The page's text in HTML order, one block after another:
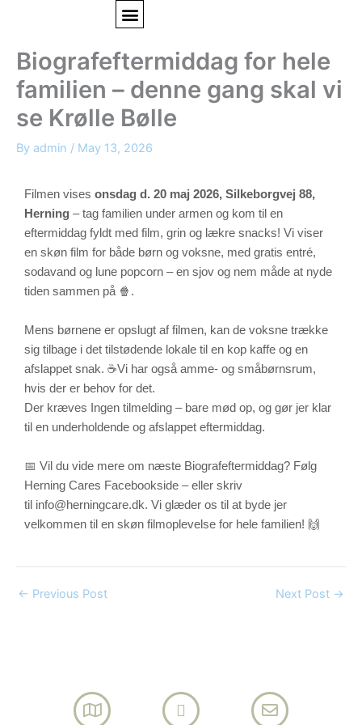
Biografeftermiddag for hele
familien – denne gang skal vi
se Krølle Bølle
By admin / May 13, 2026
Filmen vises onsdag d. 20 maj 2026, Silkeborgvej 88,
Herning – tag familien under armen og kom til en
eftermiddag fyldt med film, grin og lækre snacks! Vi viser
en skøn film for både børn og voksne, med gratis entré,
sodavand og lune popcorn – en sjov og nem måde at nyde
tiden sammen på 🍿.
Mens børnene er opslugt af filmen, kan de voksne trække
sig tilbage i det tilstødende lokale til en kop kaffe og en
afslappet snak. ☕Vi har også amme- og småbørnsrum,
hvis der er behov for det.
Der kræves Ingen tilmelding – bare mød op, og gør jer klar
til en underholdende og afslappet eftermiddag.
📅 Vil du vide mere om næste Biografeftermiddag? Følg
Herning Cares Facebookside – eller skriv
til info@herningcare.dk. Vi glæder os til at byde jer
velkommen til en skøn filmoplevelse for hele familien! 🙌
← Previous Post Next Post →